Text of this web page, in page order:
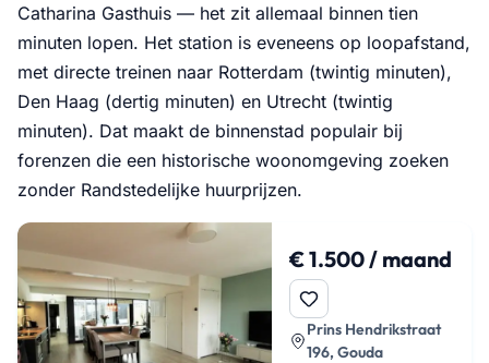
Catharina Gasthuis — het zit allemaal binnen tien
minuten lopen. Het station is eveneens op loopafstand,
met directe treinen naar Rotterdam (twintig minuten),
Den Haag (dertig minuten) en Utrecht (twintig
minuten). Dat maakt de binnenstad populair bij
forenzen die een historische woonomgeving zoeken
zonder Randstedelijke huurprijzen.
€ 1.500 / maand
Prins Hendrikstraat
196, Gouda